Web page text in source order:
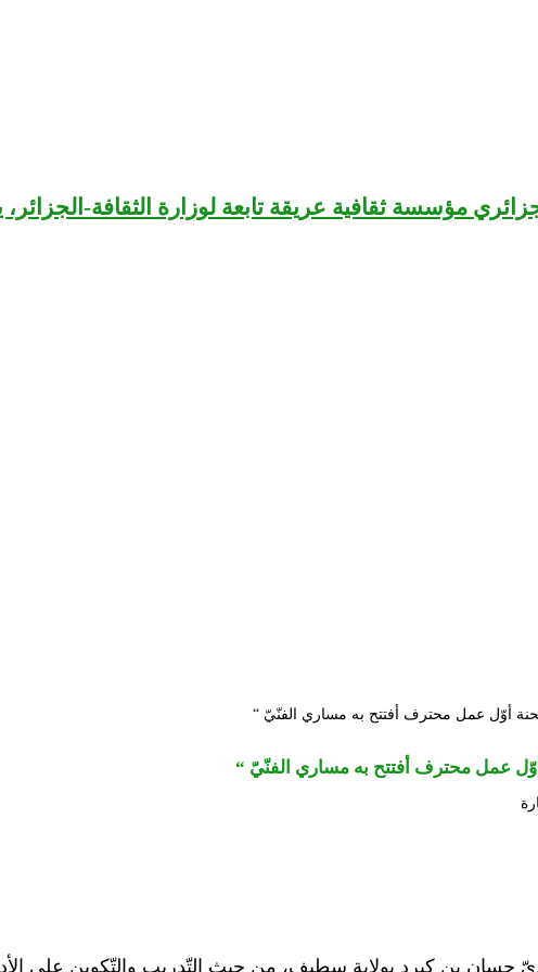
أوّل عمل محترف أفتتح به مساري الفنّيّ “
عمل محترف أفتتح به مساري الفنّيّ “
حسان بن كيرد بولاية سطيف، من حيث التّدريب والتّكوين على